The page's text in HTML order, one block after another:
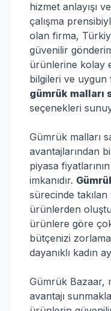
hizmet anlayışı
çalışma
olan firma,
güvenilir
ürünlerine kolay
bilgileri ve uygun
gümrük malları
seçenekleri
Gümrük malları
avantajlarından
piyasa
imkanıdır.
sürecinde
ürünlerden
ürünlere göre
bütçenizi
dayanıklı kadın
Gümrük Bazaar,
avantajı